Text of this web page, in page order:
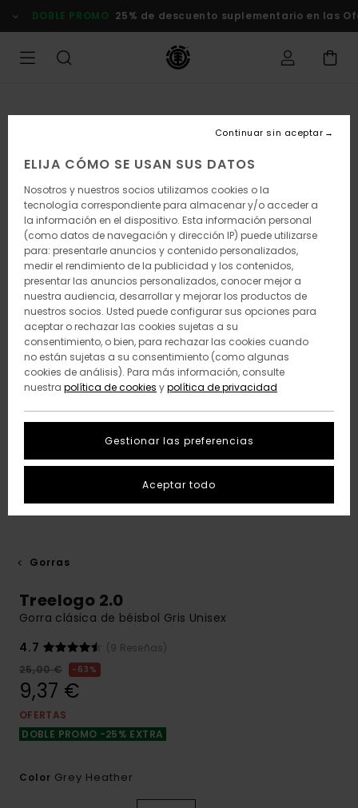
la
DOBLE PROMO 25% de descuento suplementario en las
Gorras
Treelogo 2.0
Gorra clásica de béisbol Gris Unisex
4.7
(9 Reseñas)
25,00 €
63%
9,37 €
OFERTAS
DOBLE PROMO -25% EXTRA
Color Grey Heather
ELIJA CÓMO SE USAN SUS DATOS
Nosotros y nuestros socios utilizamos cookies o la
tecnología correspondiente para almacenar y/o acceder a
la información en el dispositivo. Esta información personal
(como datos de navegación y dirección IP) puede utilizarse
para: presentarle anuncios y contenido personalizados,
medir el rendimiento de la publicidad y los contenidos,
presentar las anuncios personalizados, conocer mejor a
nuestra audiencia, desarrollar y mejorar los productos de
nuestros socios. Usted puede configurar sus opciones para
aceptar o rechazar las cookies sujetas a su
consentimiento, o bien, para rechazar las cookies cuando
no están sujetas a su consentimiento (como algunas
cookies de análisis). Para más información, consulte
nuestra política de cookies ypolítica de privacidad
Gestionar las preferencias
Continuar sin aceptar
Aceptar todo